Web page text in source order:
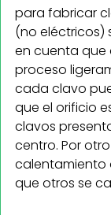
para fabricar
(no eléctricos)
en cuenta que
proceso
cada clavo
que el orificio
clavos
centro. Por
calentamiento
que otros se